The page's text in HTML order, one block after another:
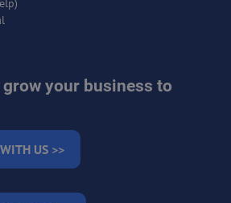
your business to
US >>